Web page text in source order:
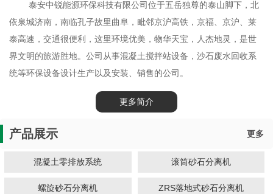
泰安中锐能源环保科技有限公司位于五岳独尊的泰山脚下，北
依泉城济南，南临孔子故里曲阜，毗邻京沪高铁，京福、京沪、莱
泰高速，交通很便利，这里环境优美，物华天宝，人杰地灵，是世
界文明的旅游胜地。公司从事混凝土搅拌站设备，沙石废水回收系
统等环保设备设计生产以及安装、销售的公司。
更多简介
产品展示 更多
混凝土零排放系统 滚筒砂石分离机
螺旋砂石分离机 ZRS落地式砂石分离机